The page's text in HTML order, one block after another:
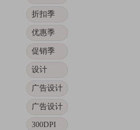
折扣季
优惠季
促销季
设计
广告设计
广告设计
300DPI